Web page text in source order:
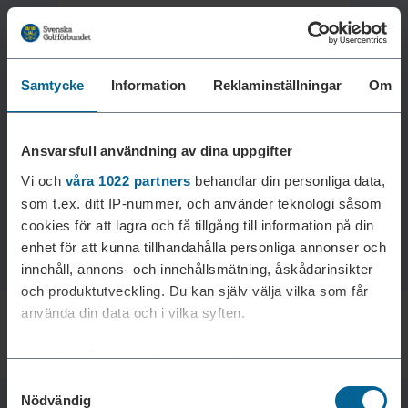
Samtycke Information Reklaminställningar Om
Ansvarsfull användning av dina uppgifter
Vi och våra 1022 partners behandlar din personliga data,
som t.ex. ditt IP-nummer, och använder teknologi såsom
cookies för att lagra och få tillgång till information på din
enhet för att kunna tillhandahålla personliga annonser och
innehåll, annons- och innehållsmätning, åskådarinsikter
och produktutveckling. Du kan själv välja vilka som får
använda din data och i vilka syften.
Med din tillåtelse skulle vi även vilja:
kan ha en noggrannhet på upp till flera meter
Nödvändig
Laddar reklam...